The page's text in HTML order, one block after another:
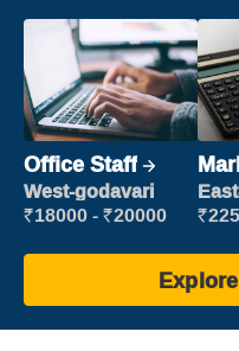
Office Staff
West-godavari
₹18000 - ₹20000